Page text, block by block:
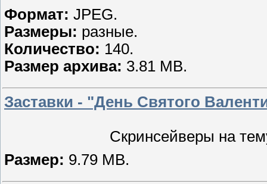
Формат: JPEG.
Размеры: разные.
Количество: 140.
Размер архива: 3.81 MB.
Заставки - "День Святого
Скринсейверы на
Размер: 9.79 MB.